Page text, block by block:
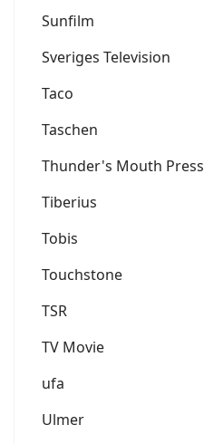
Sunfilm
Sveriges Television
Taco
Taschen
Thunder's Mouth Press
Tiberius
Tobis
Touchstone
TSR
TV Movie
ufa
Ulmer